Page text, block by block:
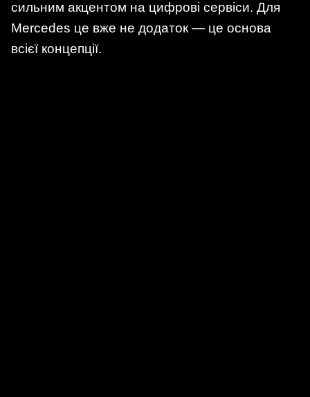
сильним акцентом на цифрові сервіси. Для
Mercedes це вже не додаток — це основа
всієї концепції.